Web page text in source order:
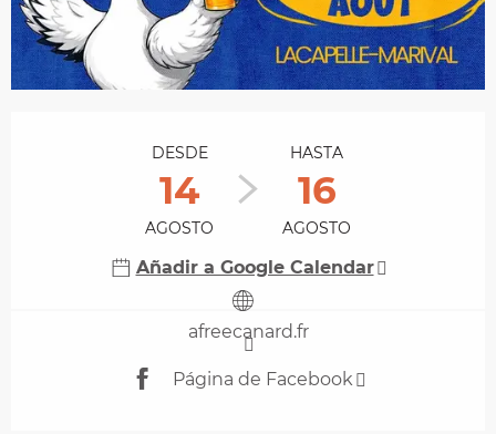
DESDE
14
AGOSTO
HASTA
16
AGOSTO
Añadir a Google Calendar
afreecanard.fr
Página de Facebook